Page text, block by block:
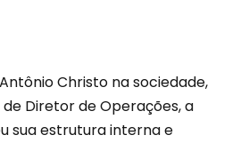
Christo na sociedade,
Diretor de Operações, a
sua estrutura interna e